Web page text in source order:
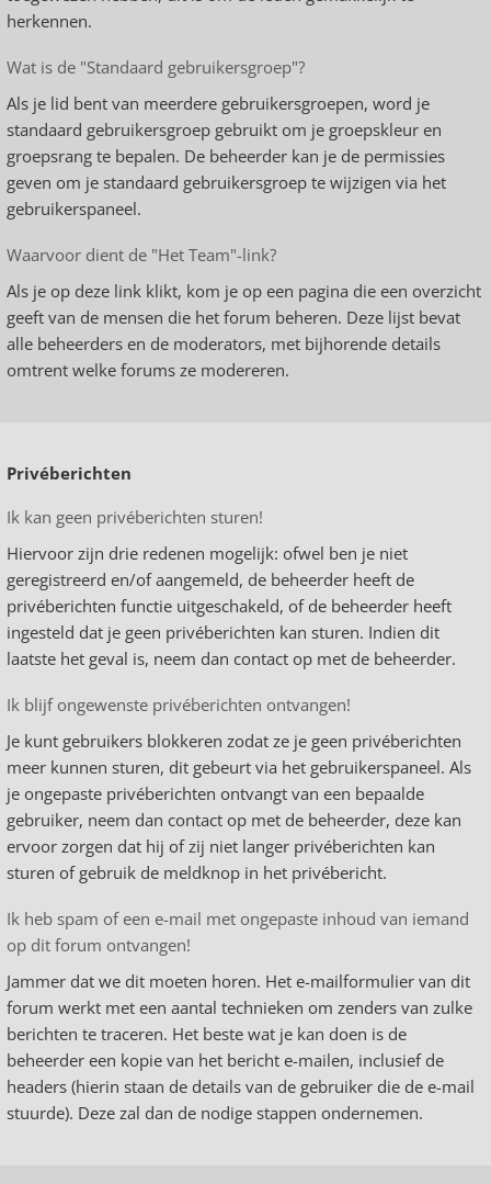
herkennen.
Wat is de "Standaard gebruikersgroep"?
Als je lid bent van meerdere gebruikersgroepen, word je
standaard gebruikersgroep gebruikt om je groepskleur en
groepsrang te bepalen. De beheerder kan je de permissies
geven om je standaard gebruikersgroep te wijzigen via het
gebruikerspaneel.
Waarvoor dient de "Het Team"-link?
Als je op deze link klikt, kom je op een pagina die een overzicht
geeft van de mensen die het forum beheren. Deze lijst bevat
alle beheerders en de moderators, met bijhorende details
omtrent welke forums ze modereren.
Privéberichten
Ik kan geen privéberichten sturen!
Hiervoor zijn drie redenen mogelijk: ofwel ben je niet
geregistreerd en/of aangemeld, de beheerder heeft de
privéberichten functie uitgeschakeld, of de beheerder heeft
ingesteld dat je geen privéberichten kan sturen. Indien dit
laatste het geval is, neem dan contact op met de beheerder.
Ik blijf ongewenste privéberichten ontvangen!
Je kunt gebruikers blokkeren zodat ze je geen privéberichten
meer kunnen sturen, dit gebeurt via het gebruikerspaneel. Als
je ongepaste privéberichten ontvangt van een bepaalde
gebruiker, neem dan contact op met de beheerder, deze kan
ervoor zorgen dat hij of zij niet langer privéberichten kan
sturen of gebruik de meldknop in het privébericht.
Ik heb spam of een e-mail met ongepaste inhoud van iemand
op dit forum ontvangen!
Jammer dat we dit moeten horen. Het e-mailformulier van dit
forum werkt met een aantal technieken om zenders van zulke
berichten te traceren. Het beste wat je kan doen is de
beheerder een kopie van het bericht e-mailen, inclusief de
headers (hierin staan de details van de gebruiker die de e-mail
stuurde). Deze zal dan de nodige stappen ondernemen.